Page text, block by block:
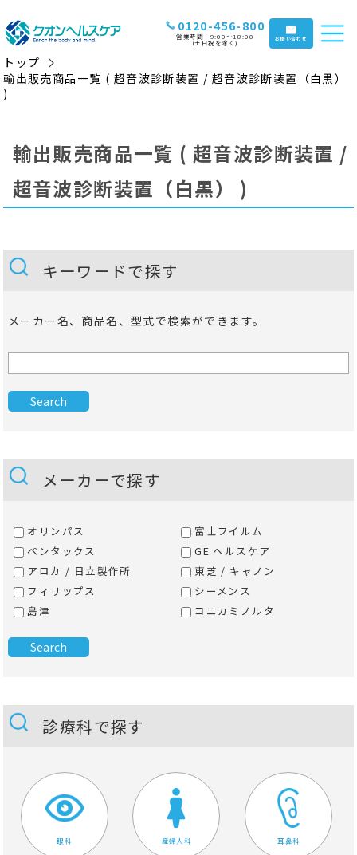
0120-456-800
営業時間：9:00〜18:00
(土日祝を除く) お問い合わせ
トップ
輸出販売商品一覧 ( 超音波診断装置 / 超音波診断装置（白黒）
)
輸出販売商品一覧 ( 超音波診断装置 /
超音波診断装置（白黒） )
キーワードで探す
メーカー名、商品名、型式で検索ができます。
メーカーで探す
オリンパス
富士フイルム
ペンタックス
GE ヘルスケア
アロカ / 日立製作所
東芝 / キャノン
フィリップス
シーメンス
島津
コニカミノルタ
診療科で探す
眼科 産婦人科 耳鼻科